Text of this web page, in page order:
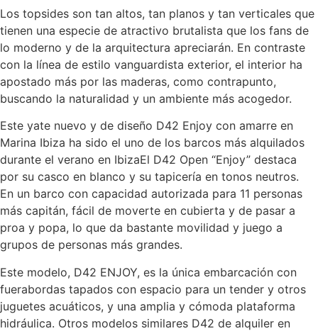
Los topsides son tan altos, tan planos y tan verticales que
tienen una especie de atractivo brutalista que los fans de
lo moderno y de la arquitectura apreciarán. En contraste
con la línea de estilo vanguardista exterior, el interior ha
apostado más por las maderas, como contrapunto,
buscando la naturalidad y un ambiente más acogedor.
Este yate nuevo y de diseño D42 Enjoy con amarre en
Marina Ibiza ha sido el uno de los barcos más alquilados
durante el verano en IbizaEl D42 Open “Enjoy” destaca
por su casco en blanco y su tapicería en tonos neutros.
En un barco con capacidad autorizada para 11 personas
más capitán, fácil de moverte en cubierta y de pasar a
proa y popa, lo que da bastante movilidad y juego a
grupos de personas más grandes.
Este modelo, D42 ENJOY, es la única embarcación con
fuerabordas tapados con espacio para un tender y otros
juguetes acuáticos, y una amplia y cómoda plataforma
hidráulica. Otros modelos similares D42 de alquiler en